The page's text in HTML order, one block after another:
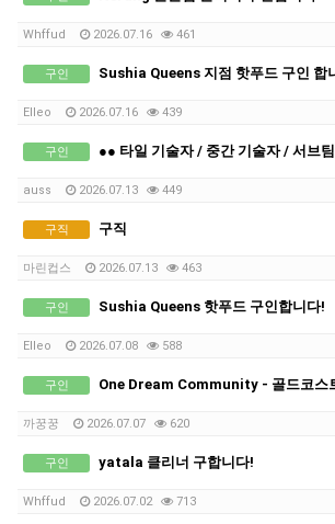
Whffud 2026.07.16 461
구인 Sushia Queens 지점 핫푸드 구인 합
Elleo 2026.07.16 439
구인 ●● 타일 기술자 / 중간 기술자 / 서브팀 긴
auss 2026.07.13 449
구직 구직
마린컵스 2026.07.13 463
구인 Sushia Queens 핫푸드 구인합니다!
Elleo 2026.07.08 588
구인 One Dream Community - 골드코스트 케어러
까꿍꿍 2026.07.07 620
구인 yatala 클리너 구합니다!
Whffud 2026.07.02 713